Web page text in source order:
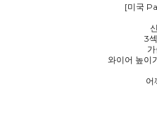
[미국
3
와이어 높이
어